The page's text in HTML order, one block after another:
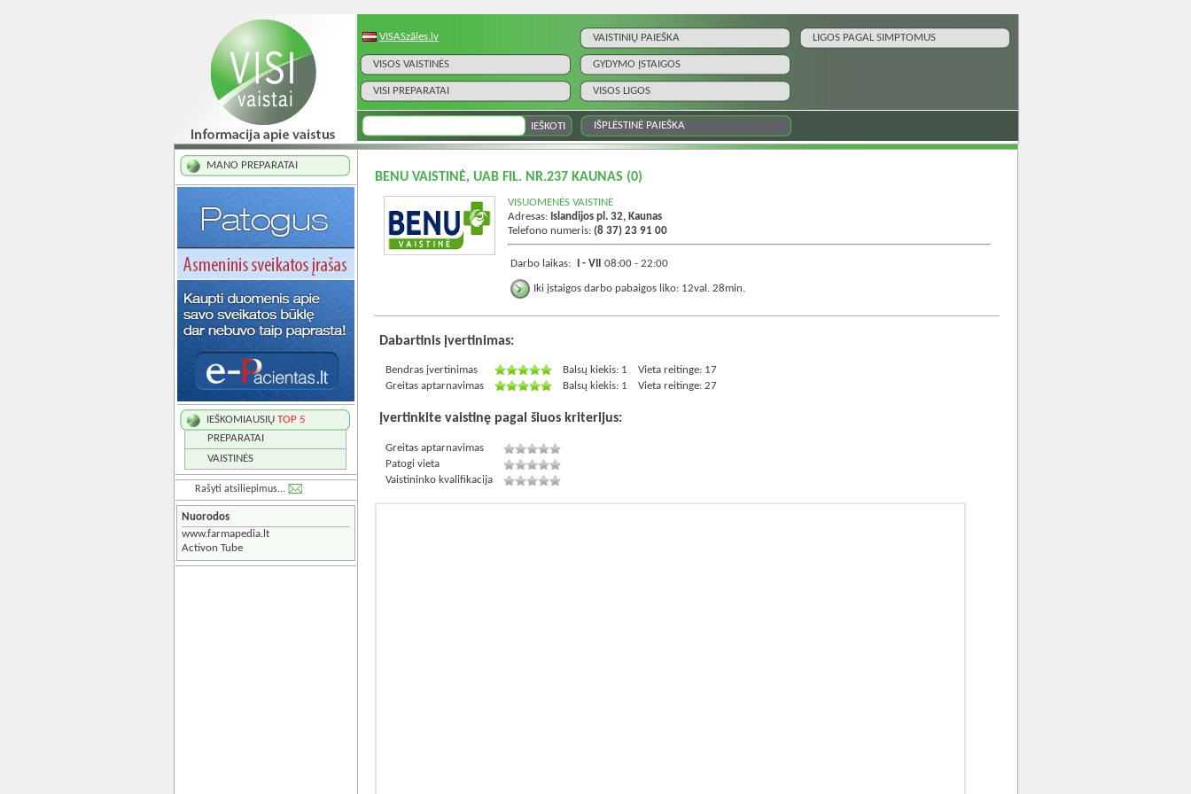
VISASzāles.lv VAISTINIŲ PAIEŠKA LIGOS PAGAL SIMPTOMUS
VISOS VAISTINĖS GYDYMO ĮSTAIGOS
VISI PREPARATAI VISOS LIGOS
IŠPLĖSTINĖ PAIEŠKA
MANO PREPARATAI
IEŠKOMIAUSIŲ TOP 5
PREPARATAI
VAISTINĖS
Rašyti atsiliepimus...
Nuorodos
www.farmapedia.lt
Activon Tube
BENU VAISTINĖ, UAB FIL. NR.237 KAUNAS (0)
VISUOMENĖS VAISTINĖ
Adresas: Islandijos pl. 32, Kaunas
Telefono numeris:(8 37) 23 91 00
Darbo laikas: I - VII 08:00 - 22:00
Iki įstaigos darbo pabaigos liko: 12val. 28min.
Dabartinis įvertinimas:
Bendras įvertinimas Balsų kiekis: 1
Vieta reitinge: 17
Greitas aptarnavimas
Balsų kiekis: 1 Vieta reitinge: 27
Įvertinkite vaistinę pagal šiuos kriterijus:
Greitas aptarnavimas
Patogi vieta
Vaistininko kvalifikacija